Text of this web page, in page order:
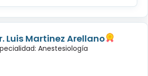
Luis Martinez Arellano
Anestesiología